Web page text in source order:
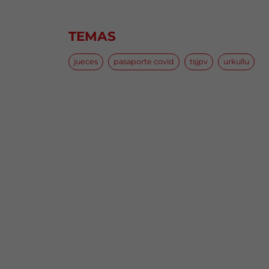
TEMAS
jueces pasaporte covid tsjpv urkullu